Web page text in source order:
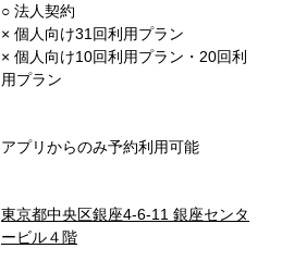
○︎ 法人契約
× 個人向け31回利用プラン
× 個人向け10回利用プラン・20回利
用プラン
アプリからのみ予約利用可能
東京都中央区銀座4-6-11 銀座センタ
ービル４階